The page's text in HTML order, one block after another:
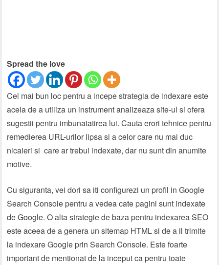
Spread the love
Cel mai bun loc pentru a incepe strategia de indexare este
acela de a utiliza un instrument analizeaza site-ul si ofera
sugestii pentru imbunatatirea lui. Cauta erori tehnice pentru
remedierea URL-urilor lipsa si a celor care nu mai duc
nicaieri si care ar trebui indexate, dar nu sunt din anumite
motive.
Cu siguranta, vei dori sa iti configurezi un profil in Google
Search Console pentru a vedea cate pagini sunt indexate
de Google. O alta strategie de baza pentru indexarea SEO
este aceea de a genera un sitemap HTML si de a il trimite
la indexare Google prin Search Console. Este foarte
important de mentionat de la inceput ca pentru toate